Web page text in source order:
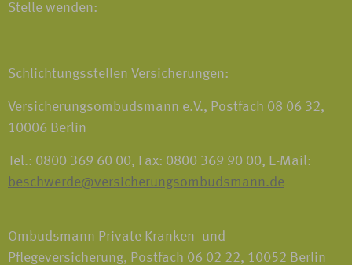
Stelle wenden:
Schlichtungsstellen Versicherungen:
Versicherungsombudsmann e.V., Postfach 08 06 32,
10006 Berlin
Tel.: 0800 369 60 00, Fax: 0800 369 90 00, E-Mail:
beschwerde@versicherungsombudsmann.de
Ombudsmann Private Kranken- und
Pflegeversicherung, Postfach 06 02 22, 10052 Berlin